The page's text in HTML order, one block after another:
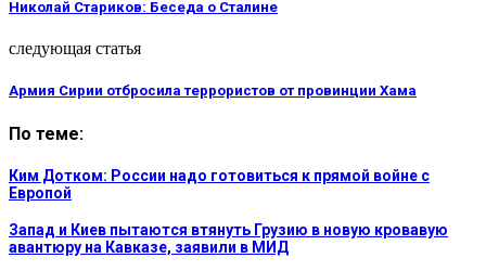
Николай Стариков: Беседа о Сталине
следующая статья
Армия Сирии отбросила террористов от провинции Хама
По теме:
Ким Дотком: России надо готовиться к прямой войне с
Европой
Запад и Киев пытаются втянуть Грузию в новую кровавую
авантюру на Кавказе, заявили в МИД